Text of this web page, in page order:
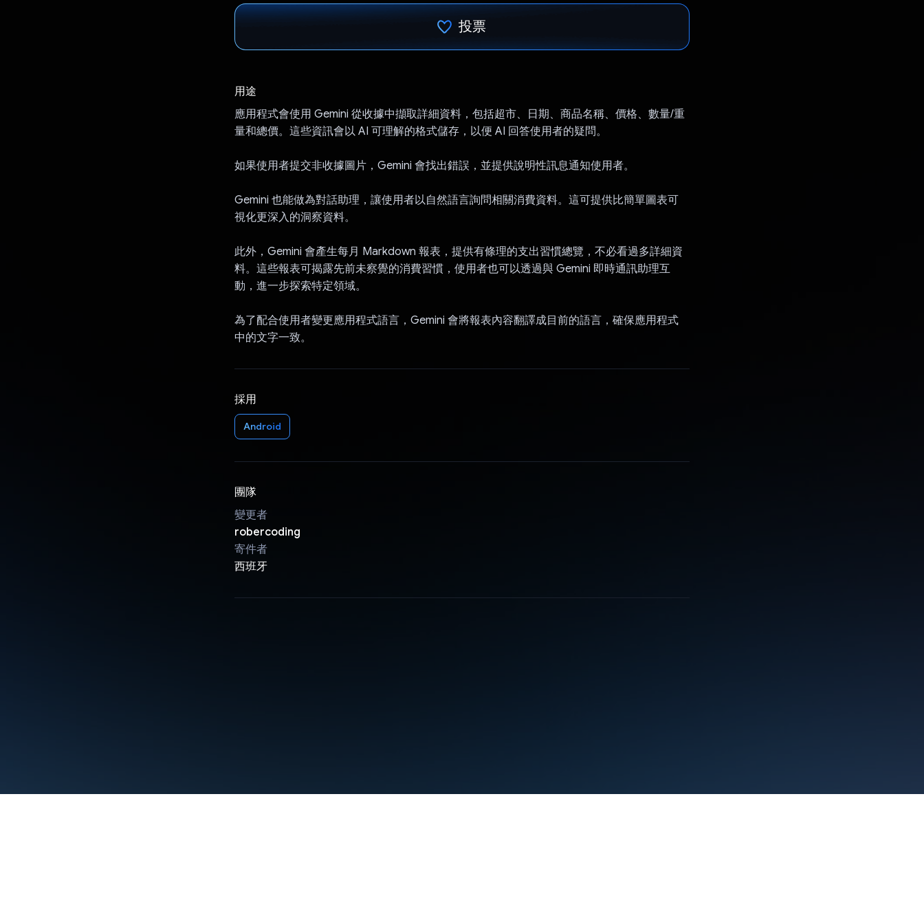
投票
用途
應用程式會使用 Gemini 從收據中擷取詳細資料，包括超市、日期、商品名稱、價格、數量/重
量和總價。這些資訊會以 AI 可理解的格式儲存，以便 AI 回答使用者的疑問。
如果使用者提交非收據圖片，Gemini 會找出錯誤，並提供說明性訊息通知使用者。
Gemini 也能做為對話助理，讓使用者以自然語言詢問相關消費資料。這可提供比簡單圖表可
視化更深入的洞察資料。
此外，Gemini 會產生每月 Markdown 報表，提供有條理的支出習慣總覽，不必看過多詳細資
料。這些報表可揭露先前未察覺的消費習慣，使用者也可以透過與 Gemini 即時通訊助理互
動，進一步探索特定領域。
為了配合使用者變更應用程式語言，Gemini 會將報表內容翻譯成目前的語言，確保應用程式
中的文字一致。
採用
Android
團隊
變更者
robercoding
寄件者
西班牙